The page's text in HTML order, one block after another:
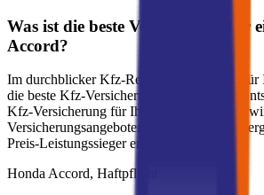
Was ist die beste Versicherung für
Accord?
Im durchblicker Kfz-Rechner können Sie für
die beste Kfz-Versicherung ermitteln. Als
Kfz-Versicherung für Ihren
Versicherungsangeboten im durchblicker
Preis-Leistungssieger ermittelt.
Honda Accord, Haftpflicht